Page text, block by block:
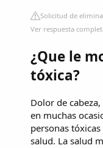
Solicitud de
Ver respuesta
¿Que le
tóxica?
Dolor de
en muchas
personas
salud. La salud